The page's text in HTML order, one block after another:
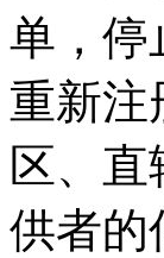
单，停
重新注
区、
供者的